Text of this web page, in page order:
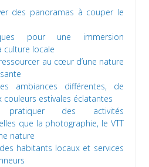
des panoramas à couper le
pour une immersion
culture locale
au cœur d’une nature
ambiances différentes, de
couleurs estivales éclatantes
des activités
que la photographie, le VTT
nature
habitants locaux et services